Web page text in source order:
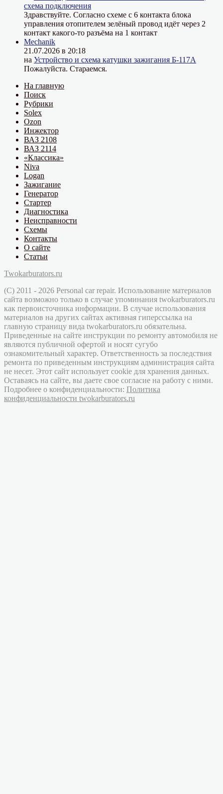
схема подключения
Здравствуйте. Согласно схеме с 6 контакта блока
управления отопителем зелёный провод идёт через 2
контакт какого-то разъёма на 1 контакт
Mechanik
21.07.2026 в 20:18
на Устройство и схема катушки зажигания Б-117А
Пожалуйста. Стараемся.
На главную
Поиск
Рубрики
Solex
Ozon
Инжектор
ВАЗ 2108
ВАЗ 2114
«Классика»
Niva
Logan
Зажигание
Генератор
Стартер
Диагностика
Неисправности
Схемы
Контакты
О сайте
Статьи
Twokarburators.ru
(C) 2011 - 2026 Personal car repair. Использование материалов
сайта возможно только в случае упоминания twokarburators.ru
как первоисточника информации. В случае использования
материалов на других сайтах активная гиперссылка на
главную страницу вида twokarburators.ru обязательна.
Приведенные на сайте инструкции по ремонту автомобиля не
являются публичной офертой и носят сугубо
ознакомительный характер. Ответственность за последствия
ремонта по приведенным инструкциям администрация сайта
не несет. Этот сайт использует cookie для хранения данных.
Оставаясь на сайте, вы даете свое согласие на работу с ними.
Подробнее о конфиденциальности: Политика
конфиденциальности twokarburators.ru